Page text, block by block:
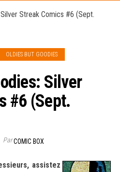
Streak Comics #6 (Sept.
OLDIES BUT GOODIES
Silver
#6 (Sept.
ParCOMIC BOX
assistez